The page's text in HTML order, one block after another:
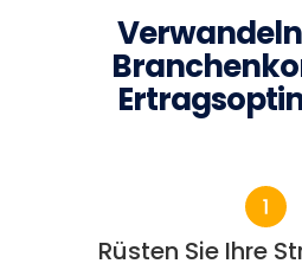
Rüsten Sie Ihre